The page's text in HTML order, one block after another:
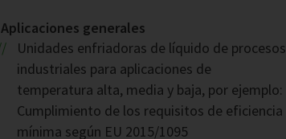
Aplicaciones generales
Unidades enfriadoras de líquido de procesos
industriales para aplicaciones de
temperatura alta, media y baja, por ejemplo:
Cumplimiento de los requisitos de eficiencia
mínima según EU 2015/1095